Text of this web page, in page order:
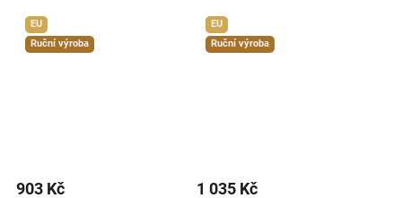
EU
Ruční výroba
903 Kč
EU
Ruční výroba
1 035 Kč